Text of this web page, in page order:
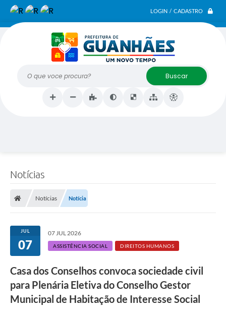
LOGIN / CADASTRO
O que voce procura?
Notícias
Notícias Notícia
JUL
07
07 JUL 2026
ASSISTÊNCIA SOCIAL DIREITOS HUMANOS
Casa dos Conselhos convoca sociedade civil
para Plenária Eletiva do Conselho Gestor
Municipal de Habitação de Interesse Social